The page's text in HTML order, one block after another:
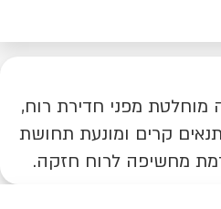
מוחלטת מפני חדירת רוח,
קרים ומונעת תחושת
מחשיפה לרוח חזקה.